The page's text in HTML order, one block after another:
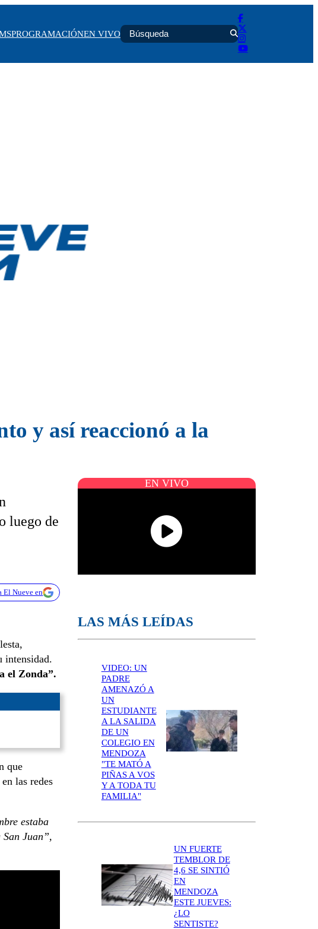
PROGRAMACIÓNEN VIVO
y así reaccionó a la
luego de
El Nueve en
intensidad.
el Zonda”.
que
las redes
estaba
Juan”,
EN VIVO
LAS MÁS LEÍDAS
VIDEO: UN
PADRE
AMENAZÓ A
UN
ESTUDIANTE
A LA SALIDA
DE UN
COLEGIO EN
MENDOZA
"TE MATÓ A
PIÑAS A VOS
Y A TODA TU
FAMILIA"
UN FUERTE
TEMBLOR DE
4,6 SE SINTIÓ
EN
MENDOZA
ESTE JUEVES:
¿LO
SENTISTE?